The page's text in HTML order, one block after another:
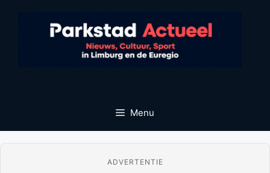
Menu
ADVERTENTIE